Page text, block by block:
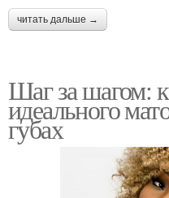
читать дальше →
Шаг за шагом:
идеального
губах